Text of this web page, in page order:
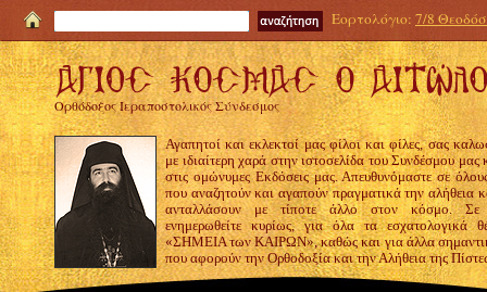
Εορτολόγιο: 7/8
Ορθόδοξος Ιεραποστολικός Σύνδεσμος
Αγαπητοί και εκλεκτοί μας φίλοι και φίλες, σας
με ιδιαίτερη χαρά στην ιστοσελίδα του Συνδέσμου μας
στις ομώνυμες Εκδόσεις μας. Απευθυνόμαστε σε
που αναζητούν και αγαπούν πραγματικά την αλήθεια
ανταλλάσουν με τίποτε άλλο στον κόσμο.
ενημερωθείτε κυρίως, για όλα τα εσχατολογικά
«ΣΗΜΕΙΑ των ΚΑΙΡΩΝ», καθώς και για άλλα
που αφορούν την Ορθοδοξία και την Αλήθεια της